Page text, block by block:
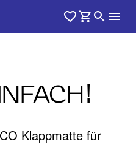
Klappmatte für